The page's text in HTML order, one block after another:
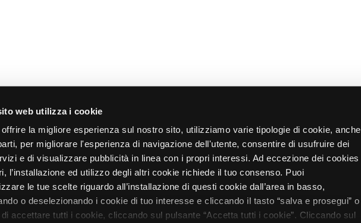
web utilizza i cookie
la migliore esperienza sul nostro sito, utilizziamo varie tipologie di cookie, anche
per migliorare l'esperienza di navigazione dell'utente, consentire di usufruire dei
e di visualizzare pubblicità in linea con i propri interessi. Ad eccezione dei cookies
l’installazione ed utilizzo degli altri cookie richiede il tuo consenso. Puoi
le tue scelte riguardo all’installazione di questi cookie dall’area in basso,
o deselezionando i cookie di tuo interesse e cliccando il tasto “salva e prosegui” o
accettare tutti i cookie, cliccando sul pulsante “Accetta tutti i cookie”. Cliccando sul